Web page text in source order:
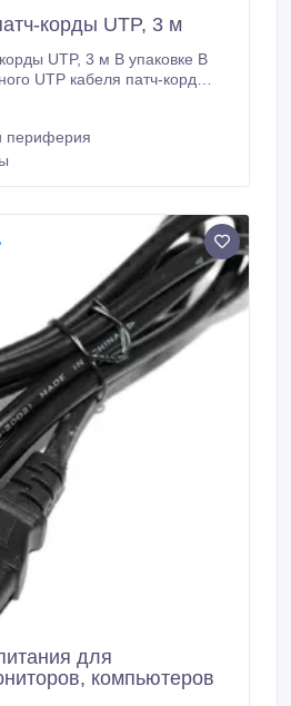
корды UTP, 3 м
м В упаковке В
UTP кабеля патч-корд
излому.
периферия
для
компьютеров